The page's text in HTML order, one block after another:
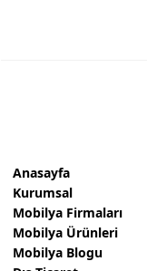
Anasayfa
Kurumsal
Mobilya Firmaları
Mobilya Ürünleri
Mobilya Blogu